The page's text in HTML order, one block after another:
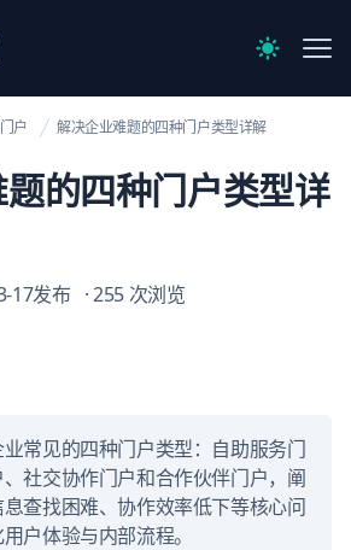
Switch
户 解决企业难题的四种门户类型详解
的四种门户类型详
17发布 · 255 次浏览
常见的四种门户类型：自助服务门
社交协作门户和合作伙伴门户，阐
查找困难、协作效率低下等核心问
户体验与内部流程。